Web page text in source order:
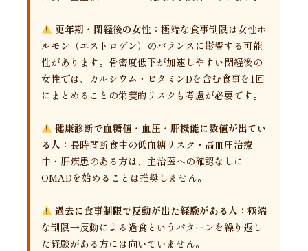
更年期・閉経後の女性： 極端な食事制限は女性ホ
ルモン（エストロゲン）のバランスに影響する可能
性があります。骨密度低下が加速しやすい閉経後の
女性では、カルシウム・ビタミンDを含む食事を1回
にまとめることの栄養的リスクも考慮が必要です。
健康診断で血糖値・血圧・肝機能に数値が出てい
る人： 長時間断食中の低血糖リスク・高血圧治療
中・肝疾患のある方は、主治医への確認なしに
OMADを始めることは推奨しません。
過去に食事制限で反動が出た経験がある人： 極端
な制限→反動による過食というパターンを繰り返し
た経験がある方には向いていません。